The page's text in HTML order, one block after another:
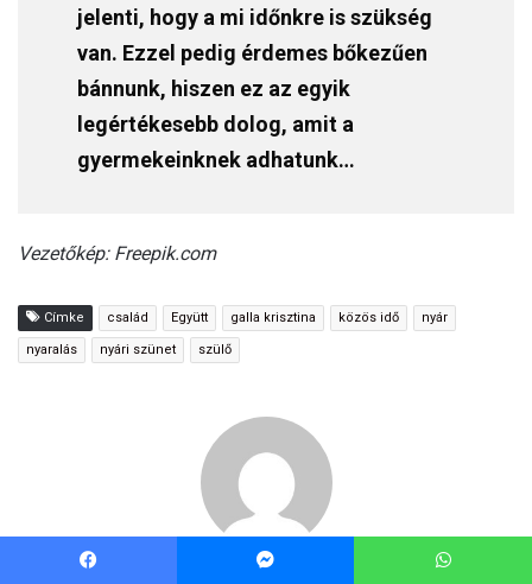
jelenti, hogy a mi időnkre is szükség
van. Ezzel pedig érdemes bőkezűen
bánnunk, hiszen ez az egyik
legértékesebb dolog, amit a
gyermekeinknek adhatunk…
Vezetőkép: Freepik.com
Címke család Együtt galla krisztina közös idő nyár
nyaralás nyári szünet szülő
Raj-Czefernek Léna